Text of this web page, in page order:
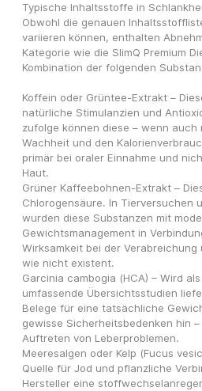
Typische Inhaltsstoffe in
Obwohl die genauen
variieren können, enthalten
Kategorie wie die SlimQ Premium
Kombination der folgenden
Koffein oder Grüntee-Extrakt –
natürliche Stimulanzien und
zufolge können diese – wenn auch
Wachheit und den
primär bei oraler Einnahme und
Haut.
Grüner Kaffeebohnen-Extrakt –
Chlorogensäure. In Tierversuchen
wurden diese Substanzen mit
Gewichtsmanagement in
Wirksamkeit bei der
wie nicht existent.
Garcinia cambogia (HCA) – Wird
umfassende Übersichtsstudien
Belege für eine tatsächliche
gewisse Sicherheitsbedenken hin
Auftreten von Leberproblemen.
Meeresalgen oder Kelp (Fucus
Quelle für Jod und pflanzliche
Hersteller eine